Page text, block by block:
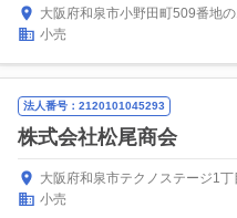
大阪府和泉市小野田町509番地
小売
法人番号：2120101045293
株式会社松尾商会
大阪府和泉市テクノステージ1
小売